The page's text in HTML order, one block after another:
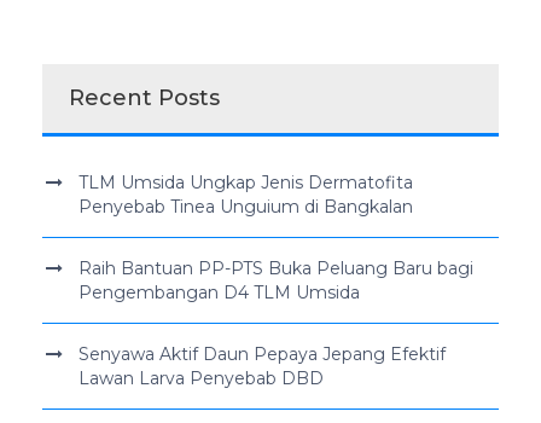
Recent Posts
TLM Umsida Ungkap Jenis Dermatofita
Penyebab Tinea Unguium di Bangkalan
Raih Bantuan PP-PTS Buka Peluang Baru bagi
Pengembangan D4 TLM Umsida
Senyawa Aktif Daun Pepaya Jepang Efektif
Lawan Larva Penyebab DBD